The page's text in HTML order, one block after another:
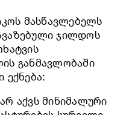
მასწავლებელს
ჯილდოს
განმავლობაში
ექნება:
აქვს მინიმალური